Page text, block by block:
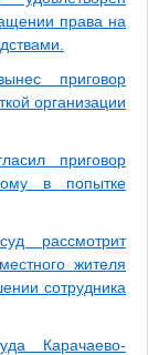
права на
приговор
организации
приговор
в попытке
рассмотрит
жителя
сотрудника
Карачаево-